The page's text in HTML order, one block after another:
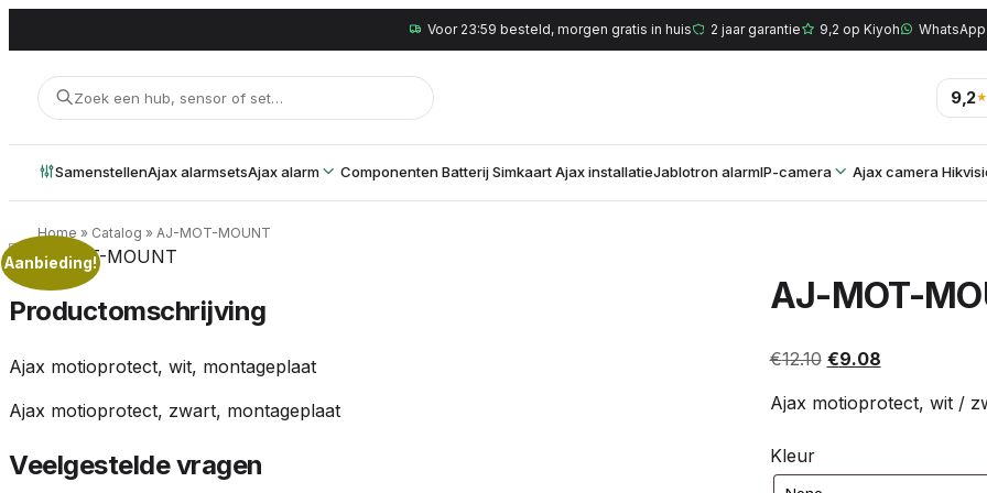
Voor 23:59 besteld, morgen gratis in huis 2 jaar garantie 9,2 op Kiyoh
DRAADLOOS-
ALARMSYSTEEM
VEILIGHEID · OVERAL · ALTIJD
9,2
SamenstellenAjax alarmsetsAjax alarm ComponentenBatterijSimkaartAjax installatieJablotron alarmIP-camera Ajax camera
Home » Catalog » AJ-MOT-MOUNT
Aanbieding!
AJ-MOT-
€12.10 Oorspronkelijke
€9.08Huidige prijs
Ajax motioprotect, wit /
Kleur
Productomschrijving
Ajax motioprotect, wit, montageplaat
Ajax motioprotect, zwart, montageplaat
Veelgestelde vragen